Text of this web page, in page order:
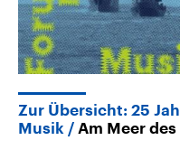
Zur Übersicht: 25
Musik
Am Meer